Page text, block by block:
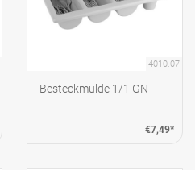
4010.07
Besteckmulde 1/1 GN
€7,49*